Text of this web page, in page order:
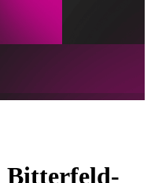
Bitterfeld-